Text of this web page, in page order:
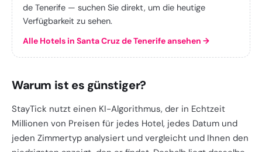
de Tenerife — suchen Sie direkt, um die heutige
Verfügbarkeit zu sehen.
Alle Hotels in Santa Cruz de Tenerife ansehen →
Warum ist es günstiger?
StayTick nutzt einen KI-Algorithmus, der in Echtzeit
Millionen von Preisen für jedes Hotel, jedes Datum und
jeden Zimmertyp analysiert und vergleicht und Ihnen den